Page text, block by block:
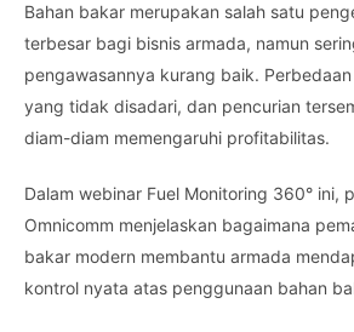
Bahan bakar merupakan salah satu
terbesar bagi bisnis armada, namun
pengawasannya kurang baik.
yang tidak disadari, dan pencurian
diam-diam memengaruhi profitabilitas.
Dalam webinar Fuel Monitoring 360° ini,
Omnicomm menjelaskan bagaimana
bakar modern membantu armada
kontrol nyata atas penggunaan bahan